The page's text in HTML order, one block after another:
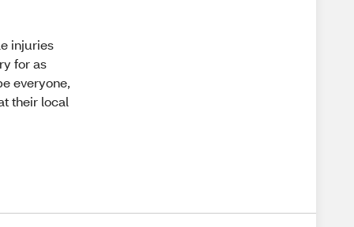
injuries
for as
everyone,
their local